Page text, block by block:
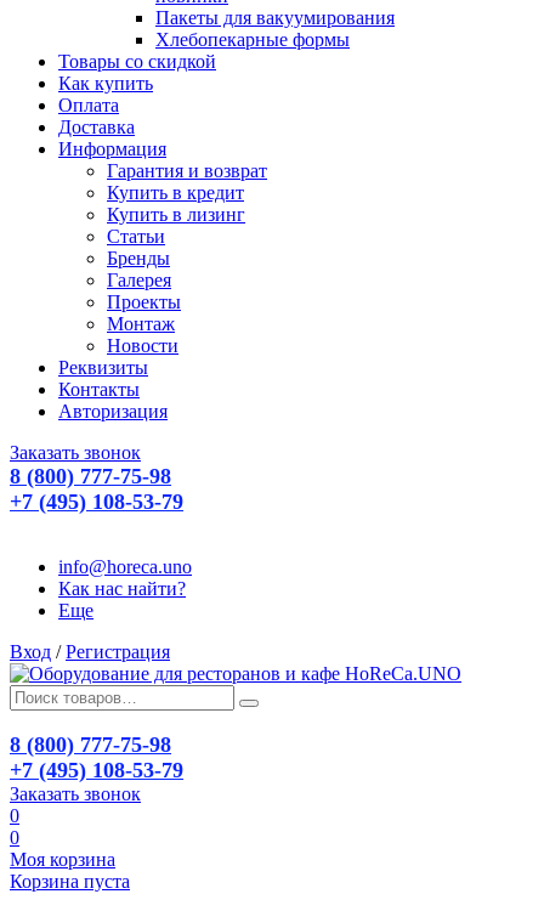
Пакеты для вакуумирования
Хлебопекарные формы
Товары со скидкой
Как купить
Оплата
Доставка
Информация
Гарантия и возврат
Купить в кредит
Купить в лизинг
Статьи
Бренды
Галерея
Проекты
Монтаж
Новости
Реквизиты
Контакты
Авторизация
Заказать звонок
8 (800) 777-75-98
+7 (495) 108-53-79
info@horeca.uno
Как нас найти?
Еще
Вход / Регистрация
8 (800) 777-75-98
+7 (495) 108-53-79
Заказать звонок
0
0
Моя корзина
Корзина пуста